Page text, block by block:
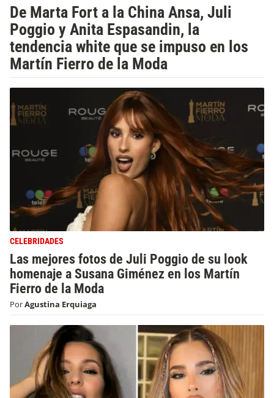
De Marta Fort a la China Ansa, Juli
Poggio y Anita Espasandin, la
tendencia white que se impuso en los
Martín Fierro de la Moda
CELEBRIDADES
Las mejores fotos de Juli Poggio de su look
homenaje a Susana Giménez en los Martín
Fierro de la Moda
PorAgustina Erquiaga